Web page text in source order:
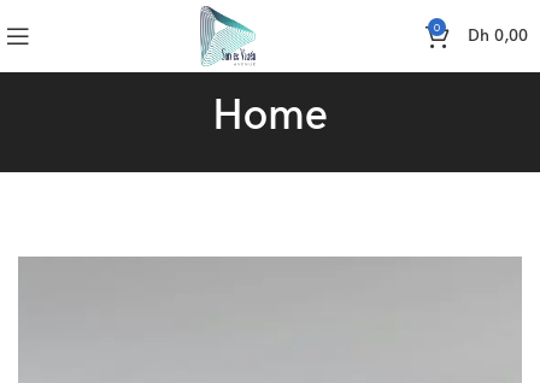
0 Dh 0,00
Home